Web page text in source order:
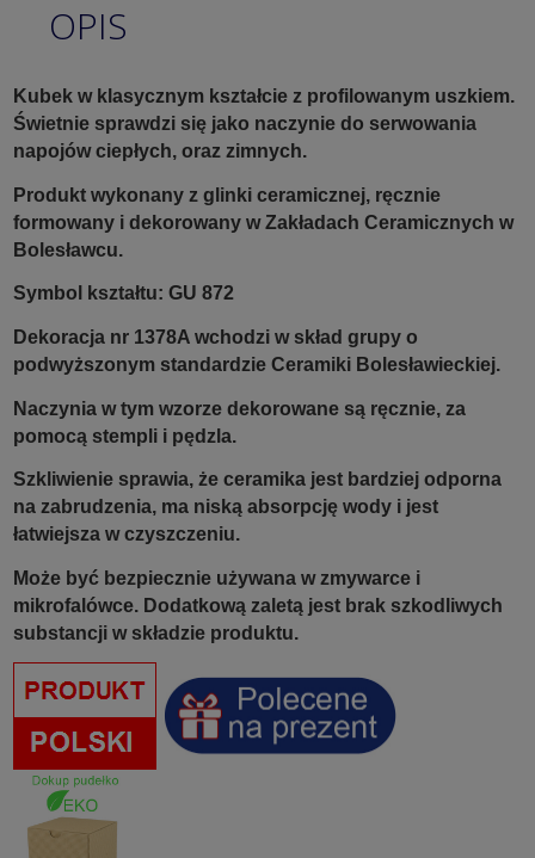
OPIS
Kubek w klasycznym kształcie z profilowanym uszkiem.
Świetnie sprawdzi się jako naczynie do serwowania
napojów ciepłych, oraz zimnych.
Produkt wykonany z glinki ceramicznej, ręcznie
formowany i dekorowany w Zakładach Ceramicznych w
Bolesławcu.
Symbol kształtu: GU 872
Dekoracja nr 1378A wchodzi w skład grupy o
podwyższonym standardzie Ceramiki Bolesławieckiej.
Naczynia w tym wzorze dekorowane są ręcznie, za
pomocą stempli i pędzla.
Szkliwienie sprawia, że ceramika jest bardziej odporna
na zabrudzenia, ma niską absorpcję wody i jest
łatwiejsza w czyszczeniu.
Może być bezpiecznie używana w zmywarce i
mikrofalówce. Dodatkową zaletą jest brak szkodliwych
substancji w składzie produktu.